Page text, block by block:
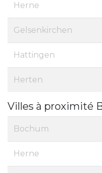
Herne
Gelsenkirchen
Hattingen
Herten
Villes à proximité
Bochum
Herne